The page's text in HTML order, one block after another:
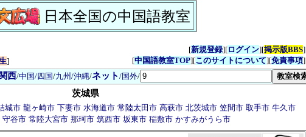
日本全国の中国語教室
]
[新規登録][ログイン][掲示版BBS]
[中国語教室TOP][このサイトについて][免責事項]
西/中国/四国/九州/沖縄/ネット /国外/
茨城県
城市 龍ヶ崎市 下妻市 水海道市 常陸太田市 高萩市 北茨城市 笠間市 取手市 牛久市
守谷市 常陸大宮市 那珂市 筑西市 坂東市 稲敷市 かすみがうら市